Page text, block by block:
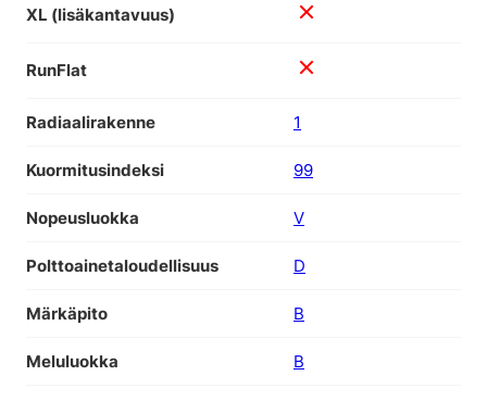
XL (lisäkantavuus)
RunFlat
Radiaalirakenne 1
Kuormitusindeksi 99
Nopeusluokka V
Polttoainetaloudellisuus D
Märkäpito B
Meluluokka B